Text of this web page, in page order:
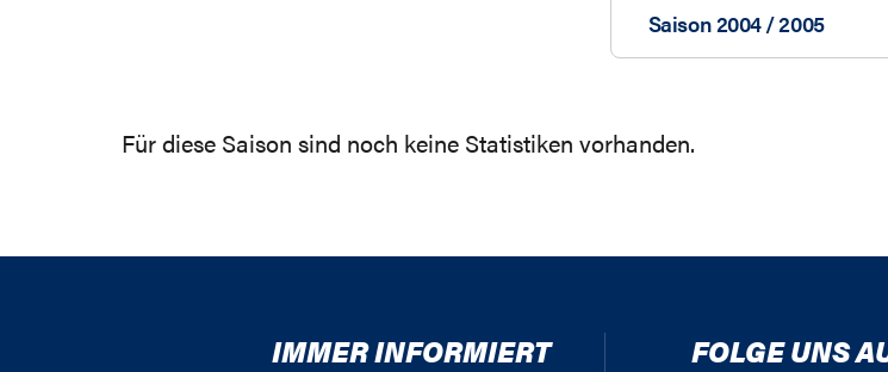
Saison 2004 / 2005
Für diese Saison sind noch keine Statistiken vorhanden.
IMMER INFORMIERT FOLGE UNS